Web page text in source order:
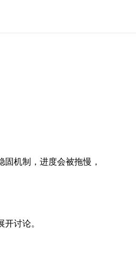
机制，进度会被拖慢，
讨论。